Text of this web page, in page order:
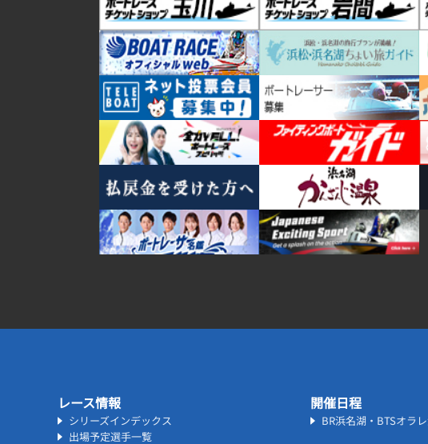
レース情報
シリーズインデックス
出場予定選手一覧
開催日程
BR浜名湖・BTSオラ